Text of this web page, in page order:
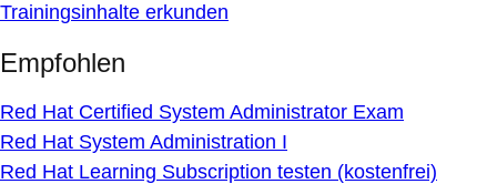
Trainingsinhalte erkunden
Empfohlen
Red Hat Certified System Administrator Exam
Red Hat System Administration I
Red Hat Learning Subscription testen (kostenfrei)